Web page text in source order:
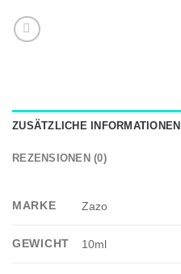
ZUSÄTZLICHE INFORMATIONEN
REZENSIONEN (0)
MARKE Zazo
GEWICHT 10ml